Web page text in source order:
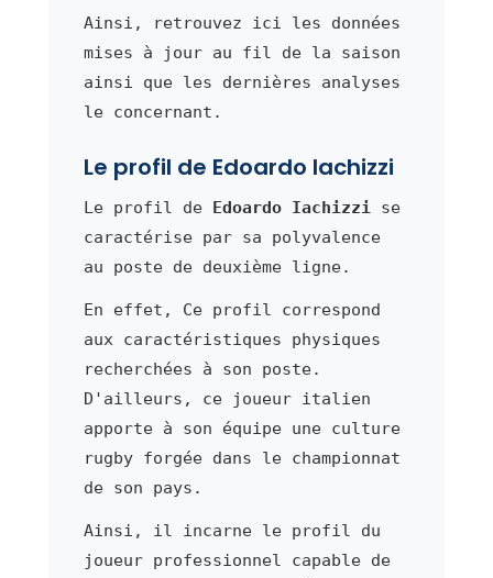
Ainsi, retrouvez ici les données
mises à jour au fil de la saison
ainsi que les dernières analyses
le concernant.
Le profil de Edoardo Iachizzi
Le profil de Edoardo Iachizzise
caractérise par sa polyvalence
au poste de deuxième ligne.
En effet, Ce profil correspond
aux caractéristiques physiques
recherchées à son poste.
D'ailleurs, ce joueur italien
apporte à son équipe une culture
rugby forgée dans le championnat
de son pays.
Ainsi, il incarne le profil du
joueur professionnel capable de